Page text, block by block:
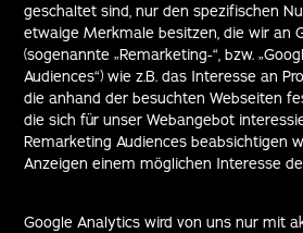
geschaltet sind, nur den spezifischen
etwaige Merkmale besitzen, die wir an
(sogenannte „Remarketing-“, bzw.
Audiences“) wie z.B. das Interesse an
die anhand der besuchten Webseiten
die sich für unser Webangebot
Remarketing Audiences beabsichtigen
Anzeigen einem möglichen Interesse
Google Analytics wird von uns nur mit